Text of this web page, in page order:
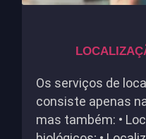
Os serviços de
consiste apenas
mas também: •